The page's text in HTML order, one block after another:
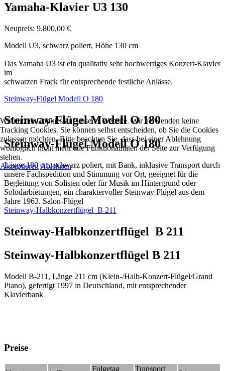
Yamaha-Klavier U3 130
Neupreis: 9.800,00 €
Modell U3, schwarz poliert, Höhe 130 cm
Das Yamaha U3 ist ein qualitativ sehr hochwertiges Konzert-Klavier
im
schwarzen Frack für entsprechende festliche Anlässe.
Steinway-Flügel Modell O 180
Steinway-Flügel Modell O 180
Steinway-Flügel Modell O 180
Länge 180 cm, schwarz poliert, mit Bank, inklusive Transport durch
unsere Fachspedition und Stimmung vor Ort, geeignet für die
Begleitung von Solisten oder für Musik im Hintergrund oder
Solodarbietungen, ein charaktervoller Steinway Flügel aus dem
Jahre 1963. Salon-Flügel
Steinway-Halbkonzertflügel B 211
Steinway-Halbkonzertflügel B 211
Steinway-Halbkonzertflügel B 211
Modell B-211, Länge 211 cm (Klein-/Halb-Konzert-Flügel/Grand
Piano), gefertigt 1997 in Deutschland, mit entsprechender
Klavierbank
Preise
Folgetag Transport
Wir nutzen Cookies auf unserer Website. Wir verwenden keine
Tracking Cookies. Sie können selbst entscheiden, ob Sie die Cookies
zulassen möchten. Bitte beachten Sie, dass bei einer Ablehnung
womöglich nicht mehr alle Funktionalitäten der Seite zur Verfügung
stehen.
Akzeptieren Ablehnen